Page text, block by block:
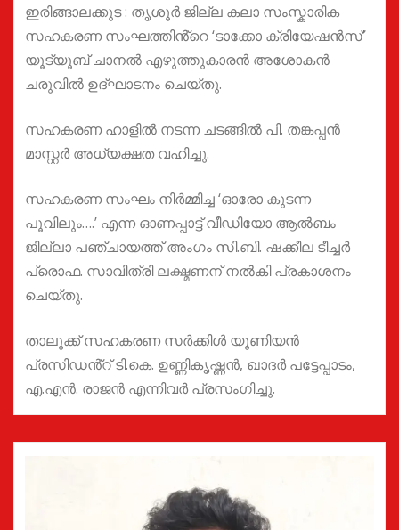
ഇരിങ്ങാലക്കുട : തൃശൂർ ജില്ല കലാ സംസ്കാരിക
സഹകരണ സംഘത്തിൻ്റെ ‘ടാക്കോ ക്രിയേഷൻസ്’
യൂട്യൂബ് ചാനൽ എഴുത്തുകാരൻ അശോകൻ
ചരുവിൽ ഉദ്ഘാടനം ചെയ്തു.
സഹകരണ ഹാളിൽ നടന്ന ചടങ്ങിൽ പി. തങ്കപ്പൻ
മാസ്റ്റർ അധ്യക്ഷത വഹിച്ചു.
സഹകരണ സംഘം നിർമ്മിച്ച ‘ഓരോ കുടന്ന
പൂവിലും….’ എന്ന ഓണപ്പാട്ട് വീഡിയോ ആൽബം
ജില്ലാ പഞ്ചായത്ത് അംഗം സി.ബി. ഷക്കീല ടീച്ചർ
പ്രൊഫ. സാവിത്രി ലക്ഷ്മണന് നൽകി പ്രകാശനം
ചെയ്തു.
താലൂക്ക് സഹകരണ സർക്കിൾ യൂണിയൻ
പ്രസിഡൻ്റ് ടി.കെ. ഉണ്ണികൃഷ്ണൻ, ഖാദർ പട്ടേപ്പാടം,
എ.എൻ. രാജൻ എന്നിവർ പ്രസംഗിച്ചു.